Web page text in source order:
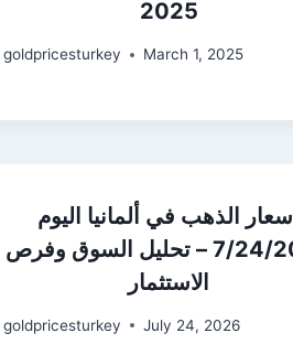
2025
goldpricesturkey March 1, 2025
أسعار الذهب في ألمانيا اليوم
7/24/2026 – تحليل السوق وفرص
الاستثمار
goldpricesturkey July 24, 2026